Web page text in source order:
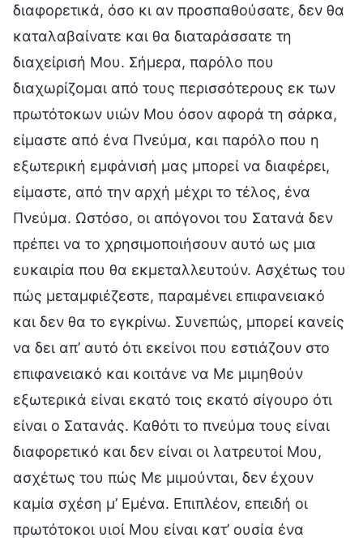
διαφορετικά, όσο κι αν προσπαθούσατε, δεν θα
καταλαβαίνατε και θα διαταράσσατε τη
διαχείρισή Μου. Σήμερα, παρόλο που
διαχωρίζομαι από τους περισσότερους εκ των
πρωτότοκων υιών Μου όσον αφορά τη σάρκα,
είμαστε από ένα Πνεύμα, και παρόλο που η
εξωτερική εμφάνισή μας μπορεί να διαφέρει,
είμαστε, από την αρχή μέχρι το τέλος, ένα
Πνεύμα. Ωστόσο, οι απόγονοι του Σατανά δεν
πρέπει να το χρησιμοποιήσουν αυτό ως μια
ευκαιρία που θα εκμεταλλευτούν. Ασχέτως του
πώς μεταμφιέζεστε, παραμένει επιφανειακό
και δεν θα το εγκρίνω. Συνεπώς, μπορεί κανείς
να δει απ’ αυτό ότι εκείνοι που εστιάζουν στο
επιφανειακό και κοιτάνε να Με μιμηθούν
εξωτερικά είναι εκατό τοις εκατό σίγουρο ότι
είναι ο Σατανάς. Καθότι το πνεύμα τους είναι
διαφορετικό και δεν είναι οι λατρευτοί Μου,
ασχέτως του πώς Με μιμούνται, δεν έχουν
καμία σχέση μ’ Εμένα. Επιπλέον, επειδή οι
πρωτότοκοι υιοί Μου είναι κατ’ ουσία ένα